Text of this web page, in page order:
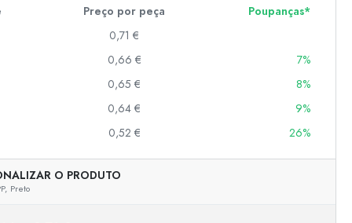
Preço por peça
Poupanças*
0,71 €
0,66 €
7%
0,65 €
8%
0,64 €
9%
0,52 € 26%
O PRODUTO
Preto